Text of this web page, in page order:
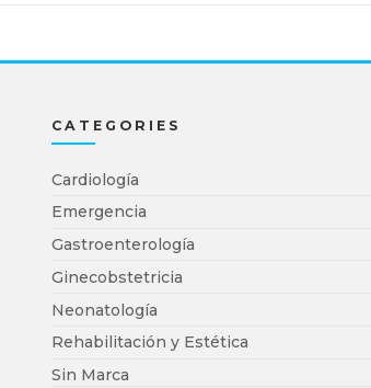
CATEGORIES
Cardiología
Emergencia
Gastroenterología
Ginecobstetricia
Neonatología
Rehabilitación y Estética
Sin Marca